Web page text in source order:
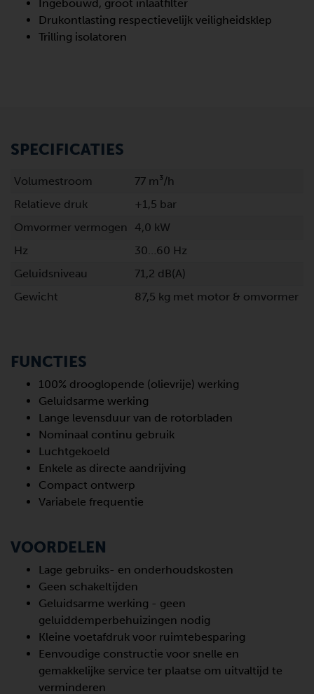
Ingebouwd, groot inlaatfilter
Drukontlasting respectievelijk veiligheidsklep
Trilling isolatoren
SPECIFICATIES
Volumestroom
77 m³/h
Relatieve druk
+1,5 bar
Omvormer vermogen
4,0 kW
Hz
30…60 Hz
Geluidsniveau
71,2 dB(A)
Gewicht
87,5 kg met motor & omvormer
FUNCTIES
100% drooglopende (olievrije) werking
Geluidsarme werking
Lange levensduur van de rotorbladen
Nominaal continu gebruik
Luchtgekoeld
Enkele as directe aandrijving
Compact ontwerp
Variabele frequentie
VOORDELEN
Lage gebruiks- en onderhoudskosten
Geen schakeltijden
Geluidsarme werking - geen
geluiddemperbehuizingen nodig
Kleine voetafdruk voor ruimtebesparing
Eenvoudige constructie voor snelle en
gemakkelijke service ter plaatse om uitvaltijd te
verminderen